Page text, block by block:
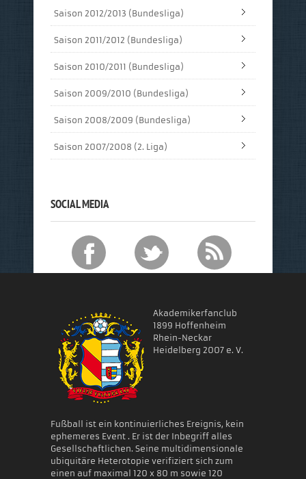
Saison 2012/2013 (Bundesliga)
Saison 2011/2012 (Bundesliga)
Saison 2010/2011 (Bundesliga)
Saison 2009/2010 (Bundesliga)
Saison 2008/2009 (Bundesliga)
Saison 2007/2008 (2. Liga)
SOCIAL MEDIA
Akademikerfanclub
1899 Hoffenheim
Rhein-Neckar
Heidelberg 2007 e. V.
Fußball ist ein kontinuierliches Ereignis, kein
ephemeres Event . Er ist der Inbegriff alles
Gesellschaftlichen. Seine multidimensionale
ubiquitäre Heterotopie verifiziert sich zum
einen auf maximal 120 x 80 m sowie 120